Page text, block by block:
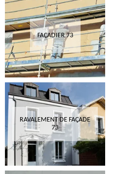
FAÇADIER 73
RAVALEMENT DE FAÇADE
73